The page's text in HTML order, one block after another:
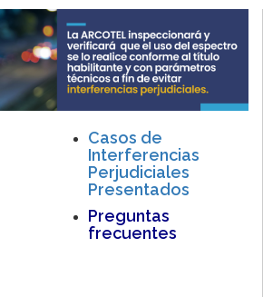
Casos de
Interferencias
Perjudiciales
Presentados
Preguntas
frecuentes